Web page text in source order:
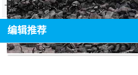
下一篇
废旧轮胎胶粉生产线
编辑推荐